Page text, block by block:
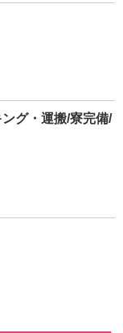
グ・運搬/寮完備/